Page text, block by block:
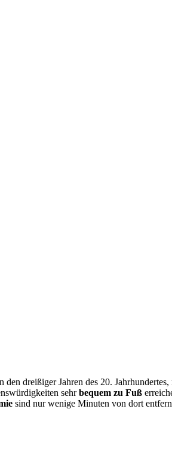
dreißiger Jahren des 20.
sehrbequem zu Fuß
sind nur wenige Minuten von dort